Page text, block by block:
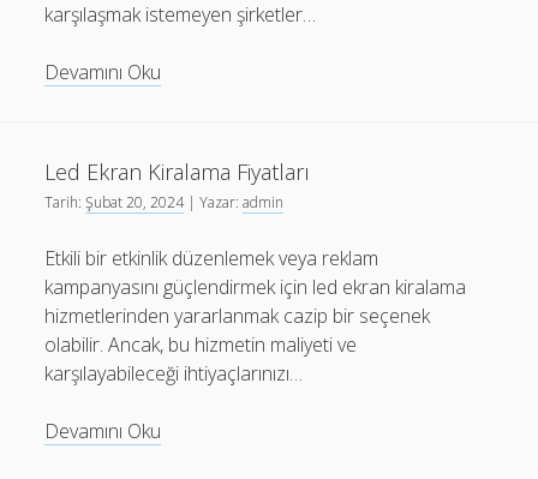
karşılaşmak istemeyen şirketler…
Devamını Oku
Led Ekran Kiralama Fiyatları
Tarih:Şubat 20, 2024| Yazar:admin
Etkili bir etkinlik düzenlemek veya reklam
kampanyasını güçlendirmek için led ekran kiralama
hizmetlerinden yararlanmak cazip bir seçenek
olabilir. Ancak, bu hizmetin maliyeti ve
karşılayabileceği ihtiyaçlarınızı…
Devamını Oku